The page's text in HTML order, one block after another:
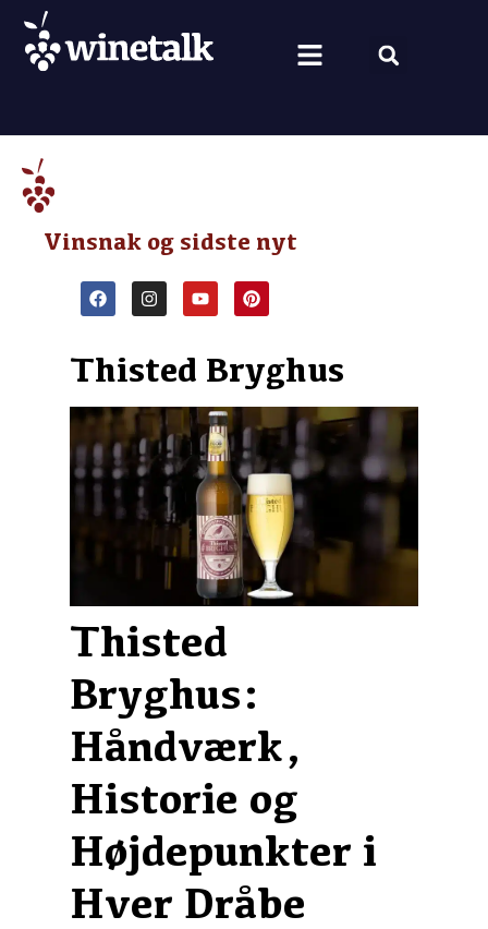
Vinsnak og sidste nyt
Thisted Bryghus
Thisted
Bryghus:
Håndværk,
Historie og
Højdepunkter i
Hver Dråbe